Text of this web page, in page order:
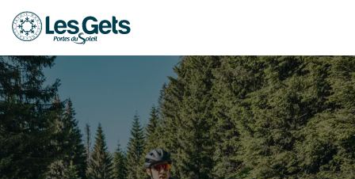
Aller
au
principal